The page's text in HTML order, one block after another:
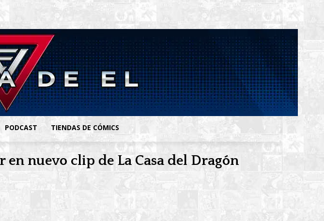
PODCAST TIENDAS DE CÓMICS
en nuevo clip de La Casa del Dragón